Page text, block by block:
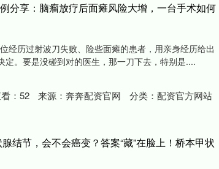
分享：脑瘤放疗后面瘫风险大增，一台手术如何
经历过射波刀失败、险些面瘫的患者，用亲身经历给出
定。要是没碰到对的医生，那一刀下去，特别是....
： 52 来源： 奔奔配资官网 分类： 配资官方网站
结节，会不会癌变？答案“藏”在脸上！桥本甲状